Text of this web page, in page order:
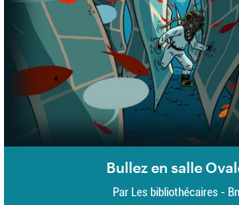
Bullez en salle
Par Les bibliothécaires -